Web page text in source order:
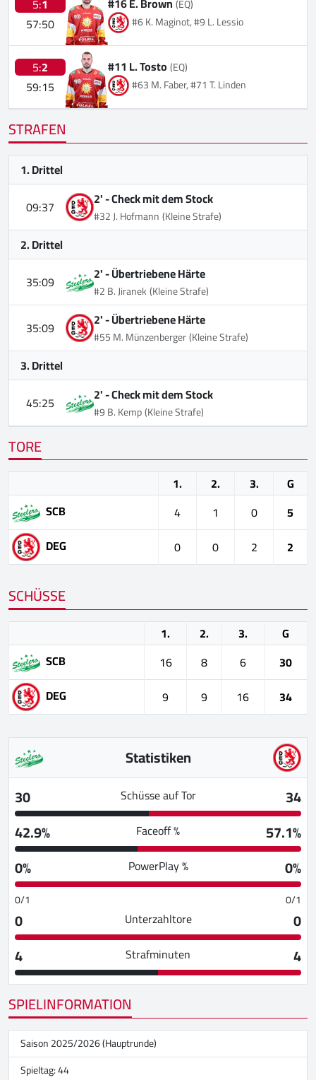
5:1
57:50
(EQ)
#6 K. Maginot, #9 L. Lessio
5:2
59:15
#11 L. Tosto(EQ)
#63 M. Faber, #71 T. Linden
STRAFEN
1. Drittel
09:37
2' -Check mit dem Stock
#32 J. Hofmann(Kleine Strafe)
2. Drittel
35:09
2' -Übertriebene Härte
#2 B. Jiranek(Kleine Strafe)
35:09 2' -Übertriebene Härte
#55 M. Münzenberger(Kleine Strafe)
3. Drittel
45:25
2' -Check mit dem Stock
#9 B. Kemp(Kleine Strafe)
TORE
1. 2. 3.
G
SCB
4 1 0
5
DEG
0 0 2 2
SCHÜSSE
1. 2. 3.
G
SCB
16 8 6
30
DEG
9 9 16 34
Statistiken
30
Schüsse auf Tor
34
42.9%
Faceoff %
57.1%
0%
PowerPlay % 0%
0/1 0/1
0 Unterzahltore
0
4
Strafminuten
4
SPIELINFORMATION
Saison 2025/2026 (Hauptrunde)
Spieltag: 44